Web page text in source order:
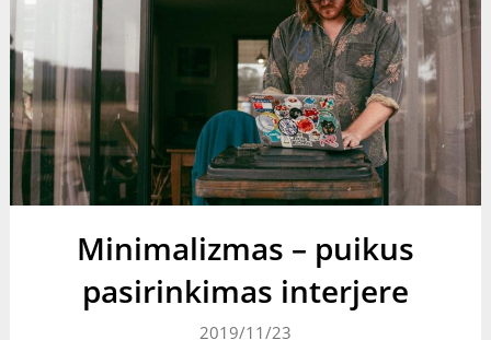
Minimalizmas – puikus
pasirinkimas interjere
2019/11/23